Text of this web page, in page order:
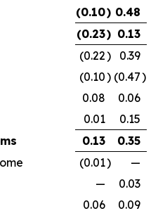
(0.10) 0.48
(0.23) 0.13
(0.22)
0.39
(0.10) (0.47)
0.08
0.06
0.01
0.15
0.13
0.35
(0.01)
—
—
0.03
0.06
0.09